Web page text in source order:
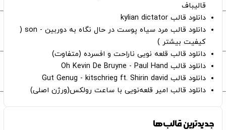
قالیباف
دانلود قالب kylian dictator
دانلود قالب مرد سیاه پوست در حال نگاه به دوربین - son (
کیفیت بیشتر )
دانلود قالب قلعه نویی ناراحت و افسرده (متفاوت)
دانلود قالب Oh Kevin De Bruyne - Paul Hand
دانلود قالب Gut Genug - kitschrieg ft. Shirin david
دانلود قالب امیر قلعه‌نویی با ساعت رولکس(ورژن اصلی)
جدیدترین قالب‌ها